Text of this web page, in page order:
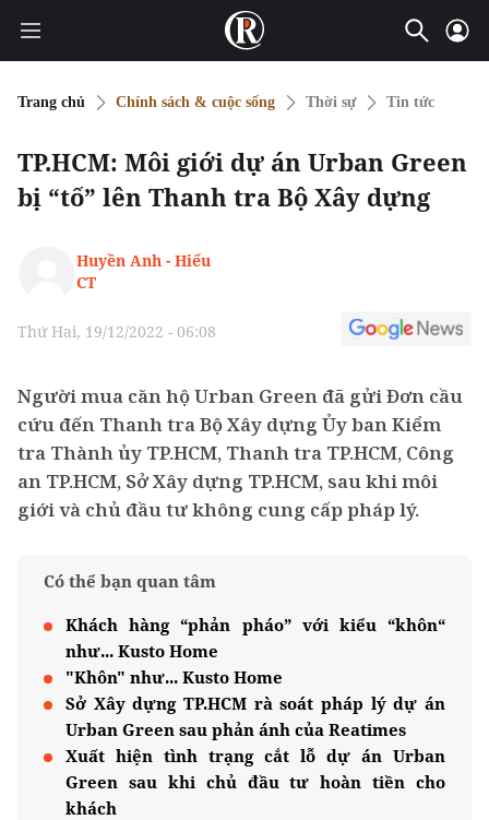
Trang chủ Chính sách & cuộc sống Thời sự Tin tức
TP.HCM: Môi giới dự án Urban Green
bị “tố” lên Thanh tra Bộ Xây dựng
Huyền Anh - Hiếu
CT
Thứ Hai, 19/12/2022 - 06:08
Người mua căn hộ Urban Green đã gửi Đơn cầu
cứu đến Thanh tra Bộ Xây dựng Ủy ban Kiểm
tra Thành ủy TP.HCM, Thanh tra TP.HCM, Công
an TP.HCM, Sở Xây dựng TP.HCM, sau khi môi
giới và chủ đầu tư không cung cấp pháp lý.
Có thể bạn quan tâm
Khách hàng “phản pháo” với kiểu “khôn“
như... Kusto Home
"Khôn" như... Kusto Home
Sở Xây dựng TP.HCM rà soát pháp lý dự án
Urban Green sau phản ánh của Reatimes
Xuất hiện tình trạng cắt lỗ dự án Urban
Green sau khi chủ đầu tư hoàn tiền cho
khách